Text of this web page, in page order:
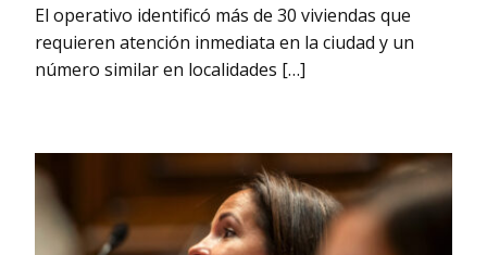
El operativo identificó más de 30 viviendas que
requieren atención inmediata en la ciudad y un
número similar en localidades […]